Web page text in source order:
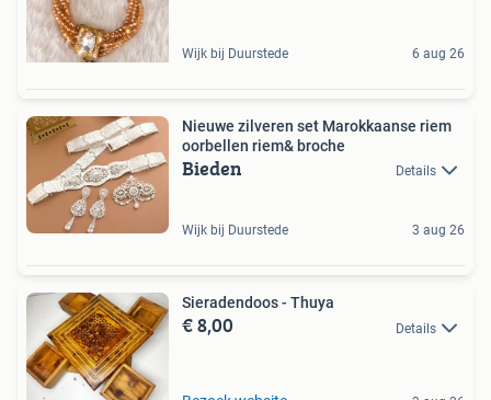
Wijk bij Duurstede 6 aug 26
Nieuwe zilveren set Marokkaanse riem
oorbellen riem& broche
Bieden Details
Wijk bij Duurstede 3 aug 26
Sieradendoos - Thuya
€ 8,00 Details